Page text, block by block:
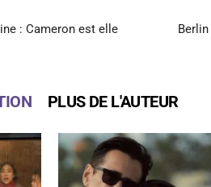
: Cameron est elle
PLUS DE L'AUTEUR